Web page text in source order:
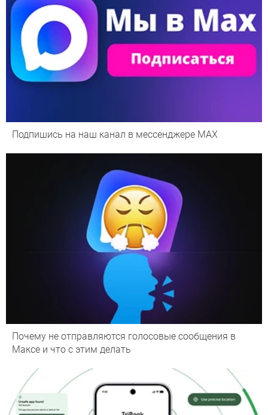
Подпишись на наш канал в мессенджере МАХ
Почему не отправляются голосовые сообщения в
Максе и что с этим делать